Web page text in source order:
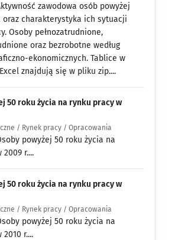
zawodowa osób powyżej
oraz charakterystyka ich sytuacji
Osoby pełnozatrudnione,
oraz bezrobotne według
ekonomicznych. Tablice w
znajdują się w pliku zip....
50 roku życia na rynku pracy w
/ Rynek pracy / Opracowania
powyżej 50 roku życia na
r....
50 roku życia na rynku pracy w
/ Rynek pracy / Opracowania
powyżej 50 roku życia na
r....